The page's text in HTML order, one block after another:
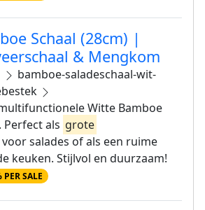
Schaal (28cm) |
& Mengkom
bamboe-saladeschaal-wit-
Witte Bamboe
Perfect als grote
salades of als een ruime
keuken. Stijlvol en duurzaam!
PER SALE